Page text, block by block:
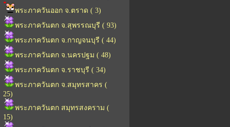
พระภาควันออก จ.ตราด ( 3)
พระภาควันตก จ.สุพรรณบุรี ( 93)
พระภาควันตก จ.กาญจนบุรี ( 44)
พระภาควันตก จ.นครปฐม ( 48)
พระภาควันตก จ.ราชบุรี ( 34)
พระภาควันตก จ.สมุทรสาคร (
25)
พระภาควันตก สมุทรสงคราม (
15)